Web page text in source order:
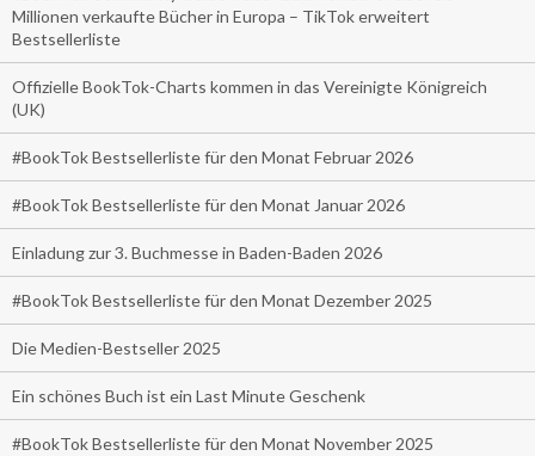
Millionen verkaufte Bücher in Europa – TikTok erweitert
Bestsellerliste
Offizielle BookTok-Charts kommen in das Vereinigte Königreich
(UK)
#BookTok Bestsellerliste für den Monat Februar 2026
#BookTok Bestsellerliste für den Monat Januar 2026
Einladung zur 3. Buchmesse in Baden-Baden 2026
#BookTok Bestsellerliste für den Monat Dezember 2025
Die Medien-Bestseller 2025
Ein schönes Buch ist ein Last Minute Geschenk
#BookTok Bestsellerliste für den Monat November 2025